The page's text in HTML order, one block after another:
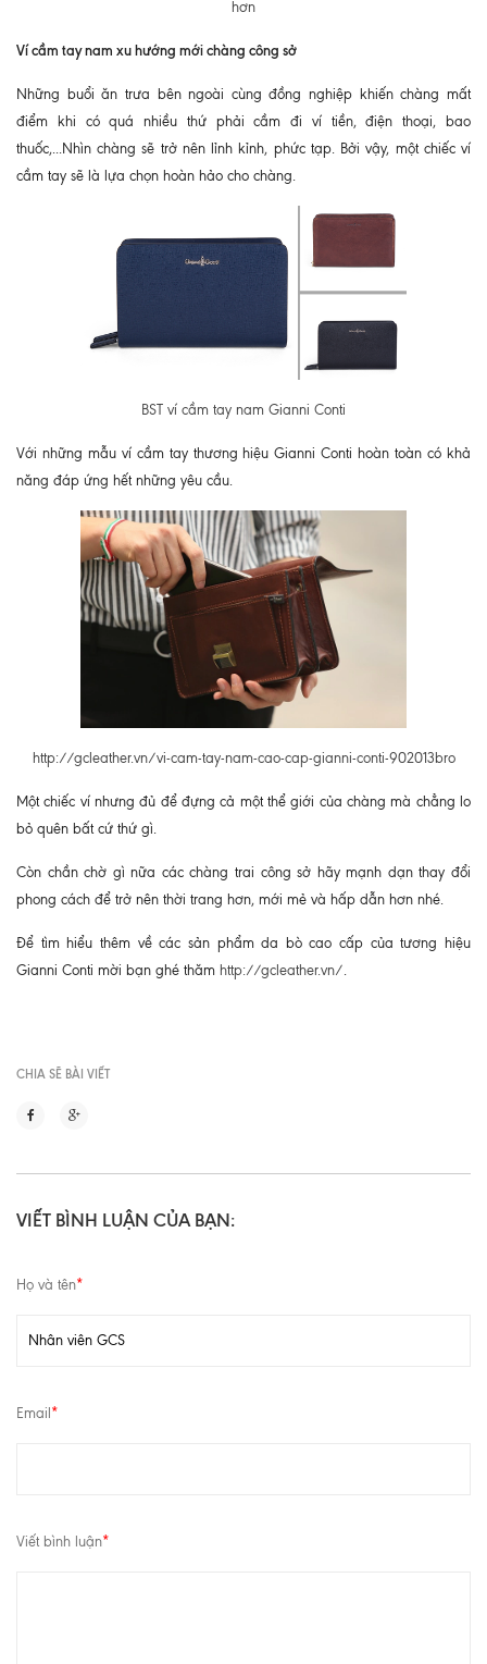
hơn
Ví cầm tay nam xu hướng mới chàng công sở
Những buổi ăn trưa bên ngoài cùng đồng nghiệp khiến chàng mất
điểm khi có quá nhiều thứ phải cầm đi ví tiền, điện thoại, bao
thuốc,...Nhìn chàng sẽ trở nên lỉnh kỉnh, phức tạp. Bởi vậy, một chiếc ví
cầm tay sẽ là lựa chọn hoàn hảo cho chàng.
BST ví cầm tay nam Gianni Conti
Với những mẫu ví cầm tay thương hiệu Gianni Conti hoàn toàn có khả
năng đáp ứng hết những yêu cầu.
http://gcleather.vn/vi-cam-tay-nam-cao-cap-gianni-conti-902013bro
Một chiếc ví nhưng đủ để đựng cả một thể giới của chàng mà chẳng lo
bỏ quên bất cứ thứ gì.
Còn chần chờ gì nữa các chàng trai công sở hãy mạnh dạn thay đổi
phong cách để trở nên thời trang hơn, mới mẻ và hấp dẫn hơn nhé.
Để tìm hiểu thêm về các sản phẩm da bò cao cấp của tương hiệu
Gianni Conti mời bạn ghé thăm http://gcleather.vn/
CHIA SẼ BÀI VIẾT
VIẾT BÌNH LUẬN CỦA BẠN:
Họ và tên*
Email *
Viết bình luận*